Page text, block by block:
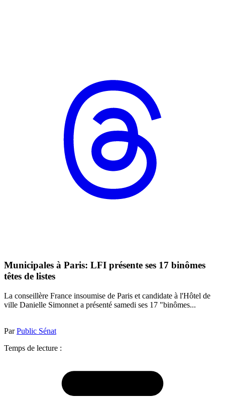
Municipales à Paris: LFI présente ses 17 binômes
têtes de listes
La conseillère France insoumise de Paris et candidate à l'Hôtel de
ville Danielle Simonnet a présenté samedi ses 17 "binômes...
ParPublic Sénat
Temps de lecture :